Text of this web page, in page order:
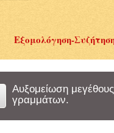
Εξομολόγηση-
Αυξομείωση μεγέθους
γραμμάτων.